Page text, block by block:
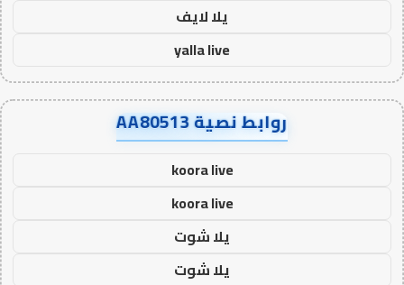
يلا لايف
yalla live
روابط نصية AA80513
koora live
koora live
يلا شوت
يلا شوت